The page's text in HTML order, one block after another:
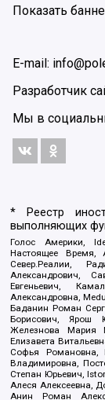
Показать
E-mail:
Разработчик
Мы в
* Реестр
выполняющих
Голос Америки,
Настоящее Время,
Север.Реалии,
Александрович,
Евгеньевич,
Александровна,
Баданин Роман
Борисович, Ярош
Железнова Мария
Елизавета
Софья Романовна,
Владимировна,
Степан Юрьевич,
Алеся Алексеевна,
Анин Роман